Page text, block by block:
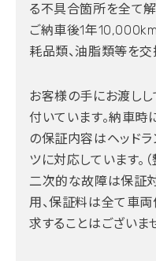
る不具合箇所を全て解
ご納車後1年
耗品類、油脂類等を交
お客様の手にお渡し
付いています。納車時
の保証内容はヘッド
ツに対応しています。
二次的な故障は保証
用、保証料は全て車
求することはございま